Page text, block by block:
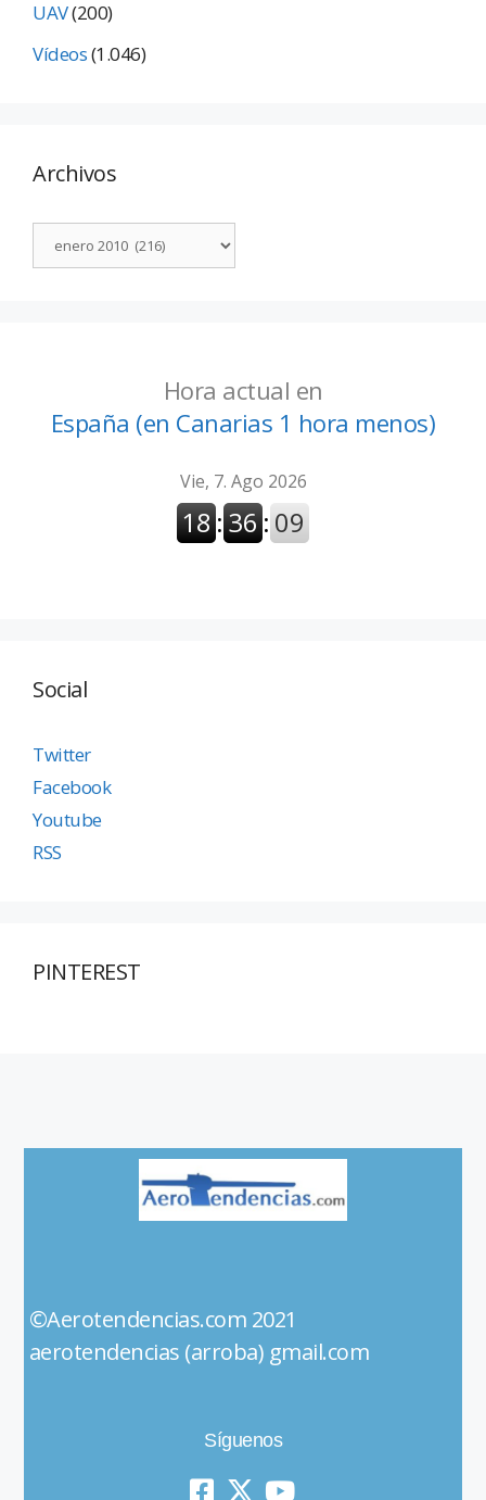
UAV(200)
Vídeos(1.046)
Archivos
Hora actual en
España (en Canarias 1 hora menos)
Social
Twitter
Facebook
Youtube
RSS
PINTEREST
©Aerotendencias.com 2021
aerotendencias (arroba) gmail.com
Síguenos